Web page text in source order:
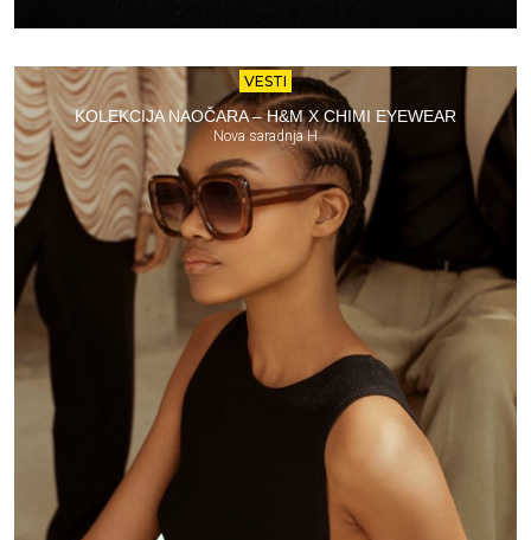
VESTI
KOLEKCIJA NAOČARA – H&M X CHIMI EYEWEAR
Nova saradnja H